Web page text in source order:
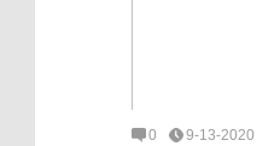
0 9-13-2020